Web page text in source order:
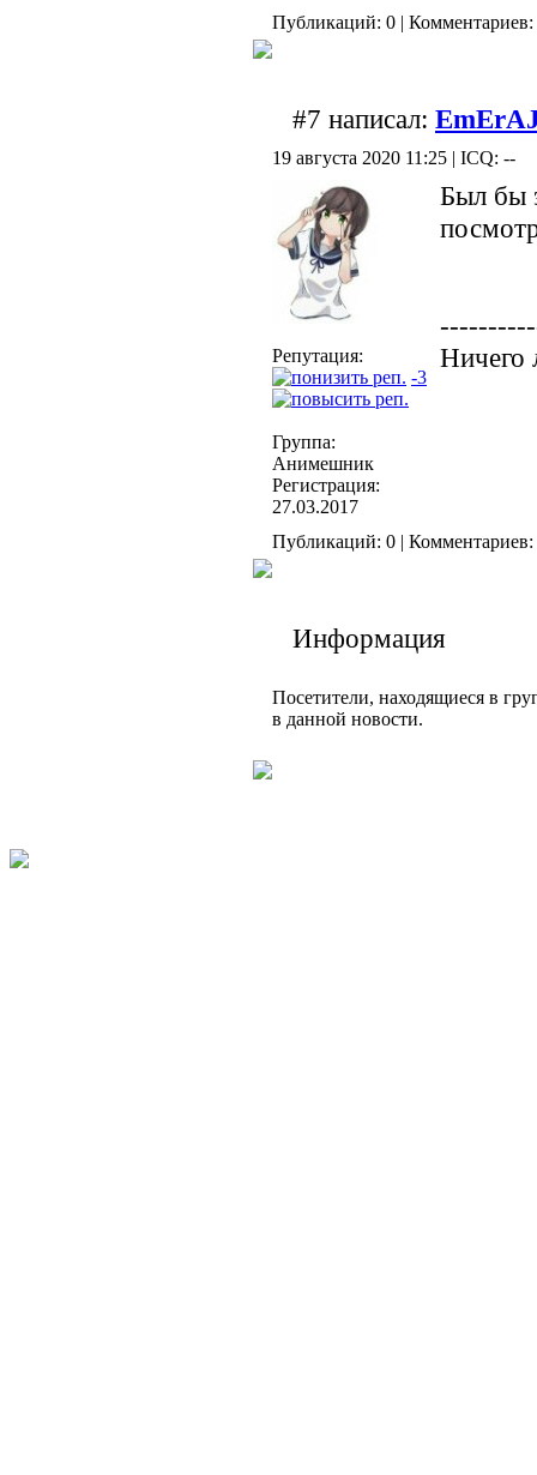
Публикаций: 0 | Комментариев:
#7 написал:
19 августа 2020 11:25 | ICQ: --
Репутация:
-3
Группа:
Анимешник
Регистрация:
27.03.2017
Был бы
Ничего
Публикаций: 0 | Комментариев:
Информация
Посетители, находящиеся в
в данной новости.